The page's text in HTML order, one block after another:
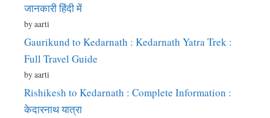
जानकारी हिंदी में
by aarti
Gaurikund to Kedarnath : Kedarnath Yatra Trek :
Full Travel Guide
by aarti
Rishikesh to Kedarnath : Complete Information :
केदारनाथ यात्रा